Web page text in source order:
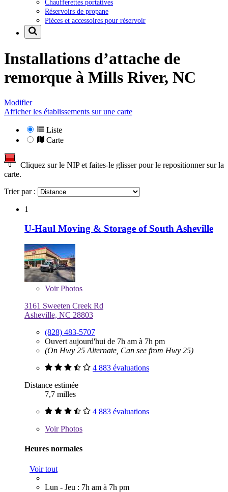
Chaufferettes portatives
Réservoirs de propane
Pièces et accessoires pour réservoir
Installations d’attache de
remorque à Mills River, NC
Modifier
Afficher les établissements sur une carte
Liste
Carte
Cliquez sur le NIP et faites-le glisser pour le repositionner sur la
carte.
Trier par :
1
U-Haul Moving & Storage of South Asheville
VoirPhotos
3161 Sweeten Creek Rd
Asheville, NC 28803
(828) 483-5707
Ouvert aujourd'hui de 7h am à 7h pm
(On Hwy 25 Alternate, Can see from Hwy 25)
4 883 évaluations
Distance estimée
7,7 milles
4 883 évaluations
VoirPhotos
Heures normales
Voir tout
Lun - Jeu : 7h am à 7h pm